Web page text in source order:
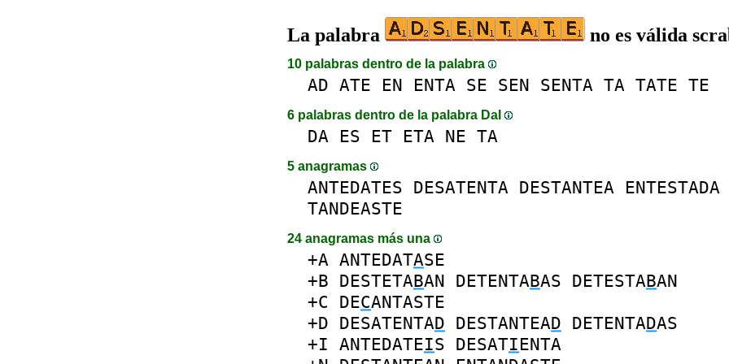
La palabra no es válida
10 palabras dentro de la palabra
AD ATE EN ENTA SE SEN SENTA TA TATE TE
6 palabras dentro de la palabra DaI
DA ES ET ETA NE TA
5 anagramas
ANTEDATES DESATENTA DESTANTEA ENTESTADA
TANDEASTE
24 anagramas más una
+A ANTEDATASE
+B DESTETABAN DETENTABAS DETESTABAN
+C DECANTASTE
+D DESATENTAD DESTANTEAD DETENTADAS
+I ANTEDATEIS DESATIENTA